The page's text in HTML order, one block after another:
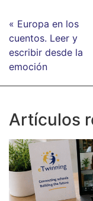
« Europa en los
cuentos. Leer y
escribir desde la
emoción
Artículos